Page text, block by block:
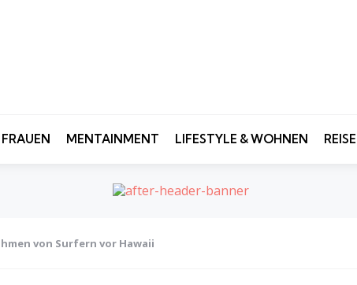
FRAUEN MENTAINMENT LIFESTYLE & WOHNEN
von Surfern vor Hawaii